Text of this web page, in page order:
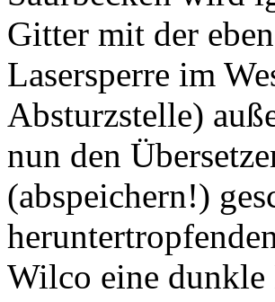
Gitter mit der
Lasersperre im
Absturzstelle)
nun den
(abspeichern!)
Wilco eine